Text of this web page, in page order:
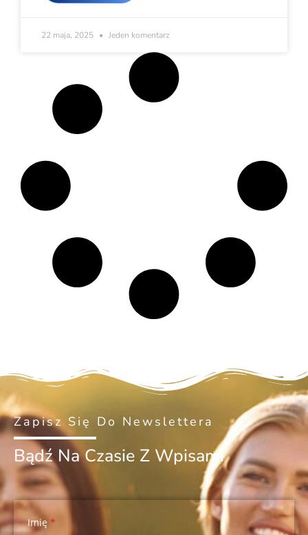
22 maja, 2025 Jeden komentarz
Zapisz Się Do Newslettera
Bądź Na Czasie Z Wpisami
Imię *